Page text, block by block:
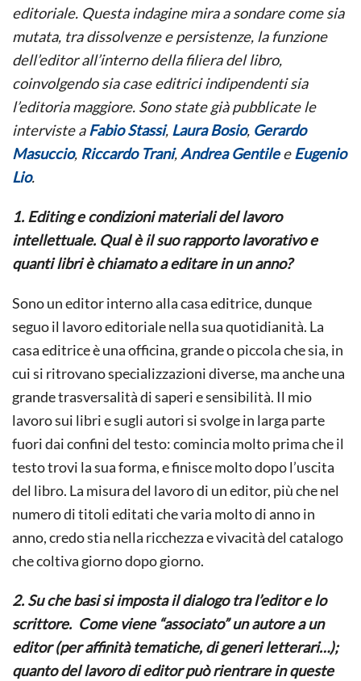
editoriale. Questa indagine mira a sondare come sia
mutata, tra dissolvenze e persistenze, la funzione
dell’editor all’interno della filiera del libro,
coinvolgendo sia case editrici indipendenti sia
l’editoria maggiore. Sono state già pubblicate le
interviste aFabio Stassi, Laura Bosio, Gerardo
Masuccio, Riccardo Trani,Andrea GentileeEugenio
Lio.
1. Editing e condizioni materiali del lavoro
intellettuale. Qual è il suo rapporto lavorativo e
quanti libri è chiamato a editare in un anno?
Sono un editor interno alla casa editrice, dunque
seguo il lavoro editoriale nella sua quotidianità. La
casa editrice è una officina, grande o piccola che sia, in
cui si ritrovano specializzazioni diverse, ma anche una
grande trasversalità di saperi e sensibilità. Il mio
lavoro sui libri e sugli autori si svolge in larga parte
fuori dai confini del testo: comincia molto prima che il
testo trovi la sua forma, e finisce molto dopo l’uscita
del libro. La misura del lavoro di un editor, più che nel
numero di titoli editati che varia molto di anno in
anno, credo stia nella ricchezza e vivacità del catalogo
che coltiva giorno dopo giorno.
2. Su che basi si imposta il dialogo tra l’editor e lo
scrittore. Come viene “associato” un autore a un
editor (per affinità tematiche, di generi letterari…);
quanto del lavoro di editor può rientrare in queste